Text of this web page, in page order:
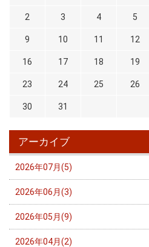
2 3 4 5
9 10 11 12
16 17 18 19
23 24 25 26
30 31
アーカイブ
2026年07月(5)
2026年06月(3)
2026年05月(9)
2026年04月(2)